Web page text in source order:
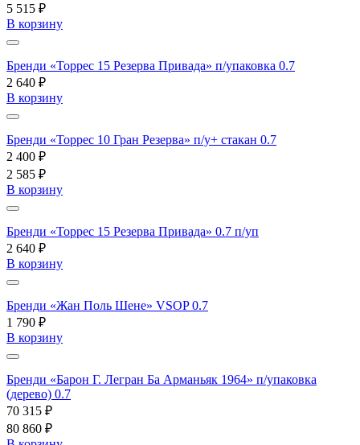
5 515 ₽
В корзину
Бренди «Торрес 15 Резерва Привада» п/упаковка 0.7
2 640 ₽
В корзину
Бренди «Торрес 10 Гран Резерва» п/у+ стакан 0.7
2 400 ₽
2 585 ₽
В корзину
Бренди «Торрес 15 Резерва Привада» 0.7 п/уп
2 640 ₽
В корзину
Бренди «Жан Поль Шене» VSOP 0.7
1 790 ₽
В корзину
Бренди «Барон Г. Легран Ба Арманьяк 1964» п/упаковка
(дерево) 0.7
70 315 ₽
80 860 ₽